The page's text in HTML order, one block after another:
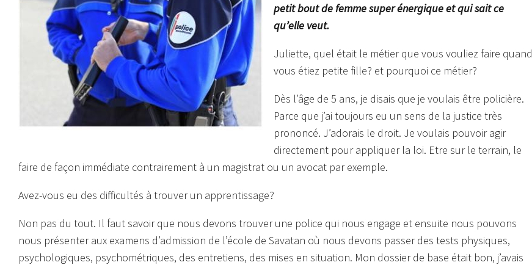
petit bout de femme super énergique et qui sait ce
qu’elle veut.
Juliette, quel était le métier que vous vouliez faire quand
vous étiez petite fille? et pourquoi ce métier?
Dès l’âge de 5 ans, je disais que je voulais être policière.
Parce que j’ai toujours eu un sens de la justice très
prononcé. J’adorais le droit. Je voulais pouvoir agir
directement pour appliquer la loi. Etre sur le terrain, le
faire de façon immédiate contrairement à un magistrat ou un avocat par exemple.
Avez-vous eu des difficultés à trouver un apprentissage?
Non pas du tout. Il faut savoir que nous devons trouver une police qui nous engage et ensuite nous pouvons
nous présenter aux examens d’admission de l’école de Savatan où nous devons passer des tests physiques,
psychologiques, psychométriques, des entretiens, des mises en situation. Mon dossier de base était bon, j’avais